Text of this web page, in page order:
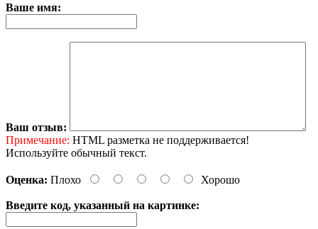
Ваше имя:
Ваш отзыв:
Примечание: HTML разметка не поддерживается!
Используйте обычный текст.
Оценка: Плохо Хорошо
Введите код, указанный на картинке: